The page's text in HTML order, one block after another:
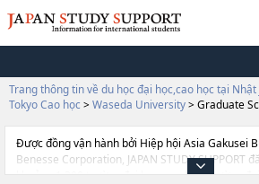
Trang thông tin về du học đại học,cao học tại Nhật
Tokyo Cao học > Waseda University> Graduate
Được đồng vận hành bởi Hiệp hội Asia Gakusei
Benesse Corporation, JAPAN STUDY SUPPORT
khoảng 1.300 trường đại học, cao học, trường